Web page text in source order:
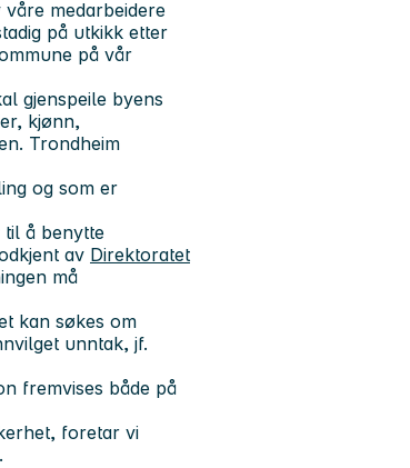
medarbeidere
på utkikk etter
på vår
gjenspeile byens
kjønn,
Trondheim
og som er
til å benytte
av Direktoratet
må
kan søkes om
unntak, jf.
fremvises både på
foretar vi